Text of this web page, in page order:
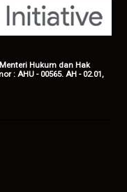
Hukum dan Hak
: AHU - 00565. AH - 02.01,